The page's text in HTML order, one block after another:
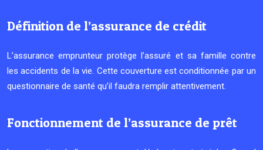
Définition de l’assurance de crédit
L’assurance emprunteur protège l’assuré et sa famille contre
les accidents de la vie. Cette couverture est conditionnée par un
questionnaire de santé qu’il faudra remplir attentivement.
Fonctionnement de l’assurance de prêt